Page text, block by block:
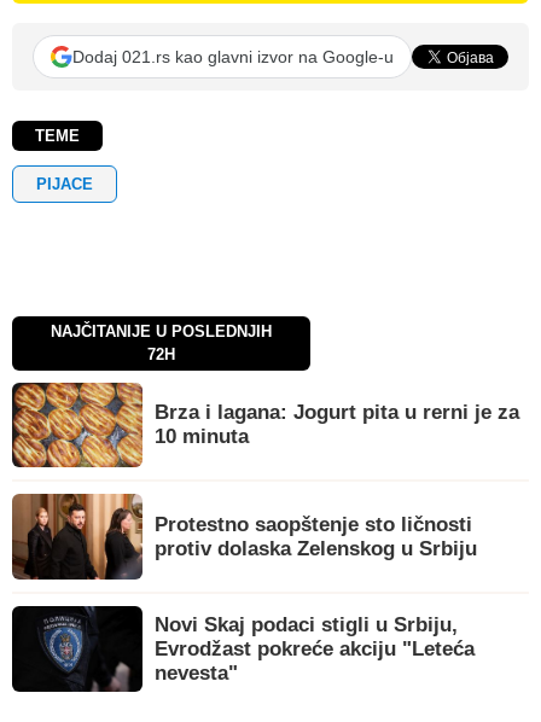
Dodaj 021.rs kao glavni izvor na Google-u
TEME
PIJACE
NAJČITANIJE U POSLEDNJIH
72H
Brza i lagana: Jogurt pita u rerni je za
10 minuta
Protestno saopštenje sto ličnosti
protiv dolaska Zelenskog u Srbiju
Novi Skaj podaci stigli u Srbiju,
Evrodžast pokreće akciju "Leteća
nevesta"